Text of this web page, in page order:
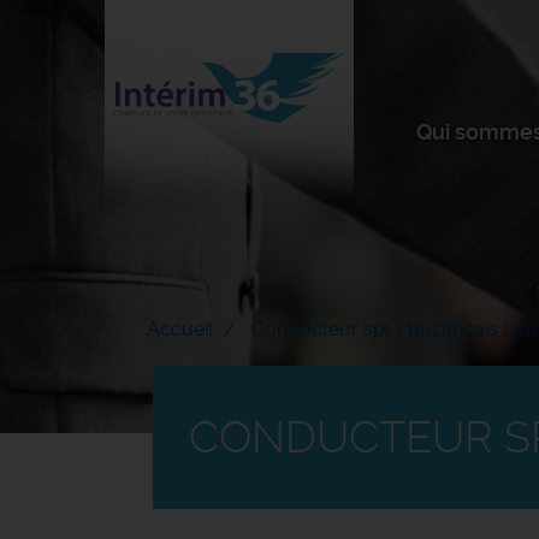
Qui
Accueil Conducteur spl - buzançais
CONDUCTEUR